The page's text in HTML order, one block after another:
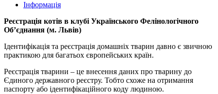
Інформація
Реєстрація котів в клубі Українського Фелінологічного
Об’єднання (м. Львів)
Ідентифікація та реєстрація домашніх тварин давно є звичною
практикою для багатьох європейських країн.
Реєстрація тварини – це внесення даних про тварину до
Єдиного державного реєстру. Тобто схоже на отримання
паспорту або ідентифікаційного коду людиною.